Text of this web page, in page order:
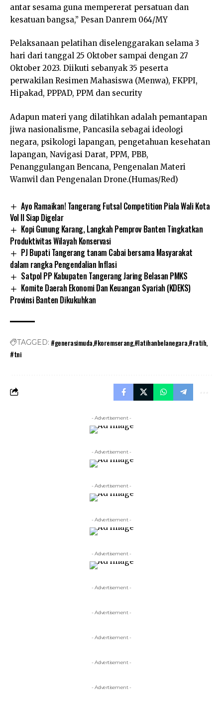
antar sesama guna mempererat persatuan dan
kesatuan bangsa,” Pesan Danrem 064/MY
Pelaksanaan pelatihan diselenggarakan selama 3
hari dari tanggal 25 Oktober sampai dengan 27
Oktober 2023. Diikuti sebanyak 35 peserta
perwakilan Resimen Mahasiswa (Menwa), FKPPI,
Hipakad, PPPAD, PPM dan security
Adapun materi yang dilatihkan adalah pemantapan
jiwa nasionalisme, Pancasila sebagai ideologi
negara, psikologi lapangan, pengetahuan kesehatan
lapangan, Navigasi Darat, PPM, PBB,
Penanggulangan Bencana, Pengenalan Materi
Wanwil dan Pengenalan Drone.(Humas/Red)
Ayo Ramaikan! Tangerang Futsal Competition Piala Wali Kota
Vol II Siap Digelar
Kopi Gunung Karang, Langkah Pemprov Banten Tingkatkan
Produktivitas Wilayah Konservasi
PJ Bupati Tangerang tanam Cabai bersama Masyarakat
dalam rangka Pengendalian Inflasi
Satpol PP Kabupaten Tangerang Jaring Belasan PMKS
Komite Daerah Ekonomi Dan Keuangan Syariah (KDEKS)
Provinsi Banten Dikukuhkan
TAGGED: #generasimuda#koremserang#latihanbelanegara#ratih
#tni
- Advertisement -
- Advertisement -
- Advertisement -
- Advertisement -
- Advertisement -
- Advertisement -
- Advertisement -
- Advertisement -
- Advertisement -
- Advertisement -